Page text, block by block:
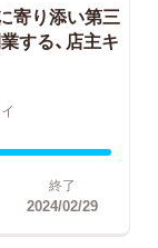
寄り添い第三
する、店主キ
終了
2024/02/29